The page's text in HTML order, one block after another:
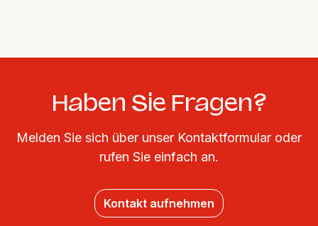
Haben Sie Fragen?
Melden Sie sich über unser Kontaktformular oder
rufen Sie einfach an.
Kontakt aufnehmen